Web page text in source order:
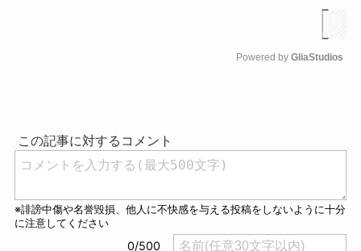
Powered by GliaStudios